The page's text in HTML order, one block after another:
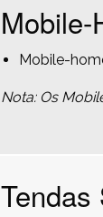
Mobile-
Mobile-
Nota: Os
Tendas